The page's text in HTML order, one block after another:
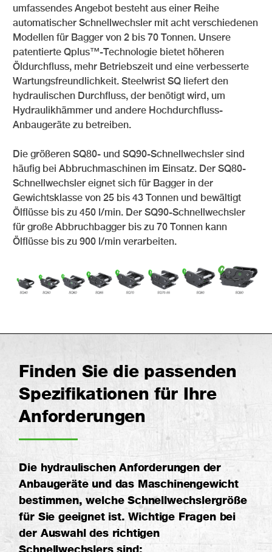
umfassendes Angebot besteht aus einer Reihe
automatischer Schnellwechsler mit acht verschiedenen
Modellen für Bagger von 2 bis 70 Tonnen. Unsere
patentierte Qplus™-Technologie bietet höheren
Öldurchfluss, mehr Betriebszeit und eine verbesserte
Wartungsfreundlichkeit. Steelwrist SQ liefert den
hydraulischen Durchfluss, der benötigt wird, um
Hydraulikhämmer und andere Hochdurchfluss-
Anbaugeräte zu betreiben.
Die größeren SQ80- und SQ90-Schnellwechsler sind
häufig bei Abbruchmaschinen im Einsatz. Der SQ80-
Schnellwechsler eignet sich für Bagger in der
Gewichtsklasse von 25 bis 43 Tonnen und bewältigt
Ölflüsse bis zu 450 l/min. Der SQ90-Schnellwechsler
für große Abbruchbagger bis zu 70 Tonnen kann
Ölflüsse bis zu 900 l/min verarbeiten.
Finden Sie die passenden
Spezifikationen für Ihre
Anforderungen
Die hydraulischen Anforderungen der
Anbaugeräte und das Maschinengewicht
bestimmen, welche Schnellwechslergröße
für Sie geeignet ist. Wichtige Fragen bei
der Auswahl des richtigen
Schnellwechslers sind: